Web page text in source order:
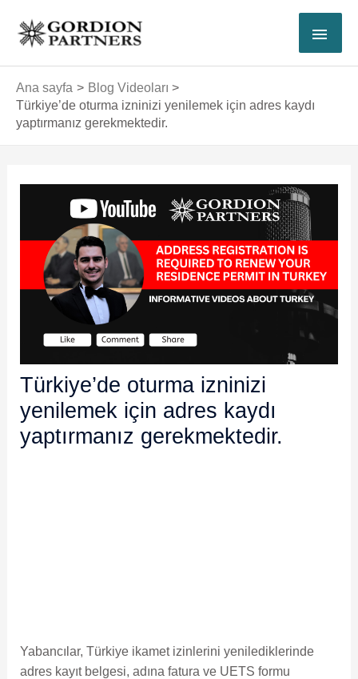
atla
ANA
Ana sayfa
Blog Videoları
Türkiye’de oturma izninizi yenilemek için adres kaydı
yaptırmanız gerekmektedir.
Türkiye’de oturma izninizi
yenilemek için adres kaydı
yaptırmanız gerekmektedir.
Yabancılar, Türkiye ikamet izinlerini yenilediklerinde
adres kayıt belgesi, adına fatura ve UETS formu